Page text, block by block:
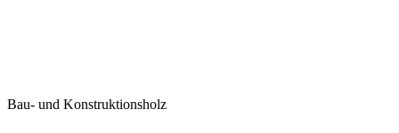
Bau- und Konstruktionsholz